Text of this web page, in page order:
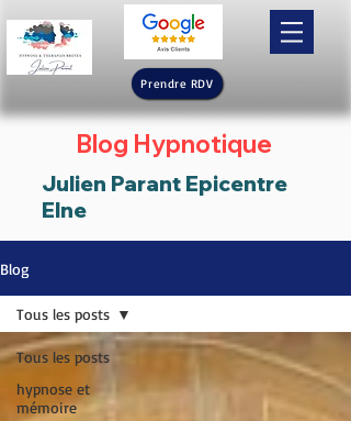
Prendre RDV
Blog Hypnotique
Julien Parant Epicentre
Elne
Blog
Tous les posts
hypnose et
mémoire
Tous les posts